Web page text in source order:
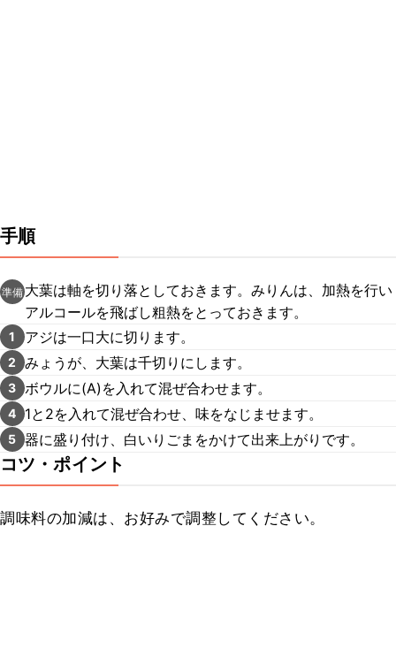
手順
準備 大葉は軸を切り落としておきます。みりんは、加熱を行い
アルコールを飛ばし粗熱をとっておきます。
1 アジは一口大に切ります。
2 みょうが、大葉は千切りにします。
3 ボウルに(A)を入れて混ぜ合わせます。
4 1と2を入れて混ぜ合わせ、味をなじませます。
5 器に盛り付け、白いりごまをかけて出来上がりです。
コツ・ポイント
調味料の加減は、お好みで調整してください。